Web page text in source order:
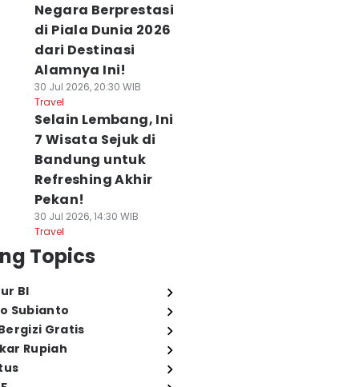
Negara Berprestasi
di Piala Dunia 2026
dari Destinasi
Alamnya Ini!
30 Jul 2026, 20:30 WIB
Travel
Selain Lembang, Ini
7 Wisata Sejuk di
Bandung untuk
Refreshing Akhir
Pekan!
30 Jul 2026, 14:30 WIB
Travel
Topics
BI
Subianto
Gratis
Rupiah